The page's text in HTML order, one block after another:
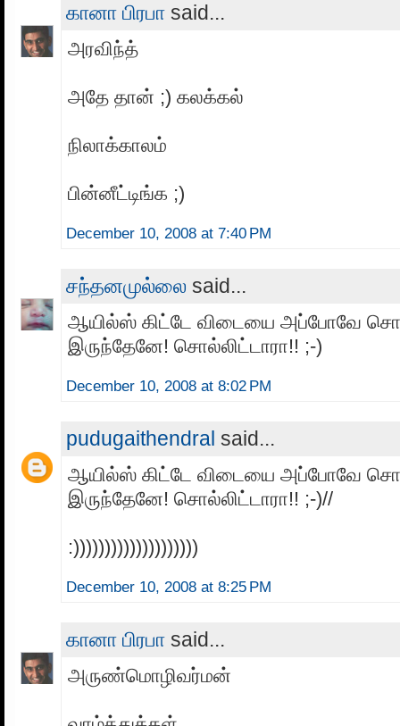
கானா பிரபா said...
அரவிந்த்
அதே தான் ;) கலக்கல்
நிலாக்காலம்
பின்னீட்டிங்க ;)
December 10, 2008 at 7:40 PM
சந்தனமுல்லை said...
ஆயில்ஸ் கிட்டே விடையை அப்போவே
இருந்தேனே! சொல்லிட்டாரா!! ;-)
December 10, 2008 at 8:02 PM
pudugaithendral said...
ஆயில்ஸ் கிட்டே விடையை அப்போவே
இருந்தேனே! சொல்லிட்டாரா!! ;-)//
:))))))))))))))))))))
December 10, 2008 at 8:25 PM
கானா பிரபா said...
அருண்மொழிவர்மன்